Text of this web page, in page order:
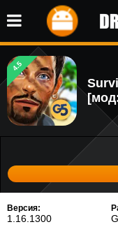
4.5
Версия:
1.16.1300